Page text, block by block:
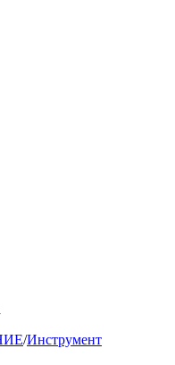
/Инструмент